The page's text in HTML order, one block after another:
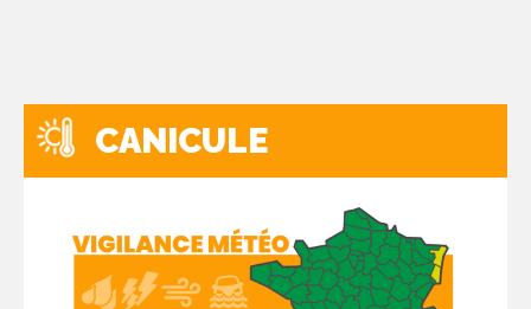
CANICULE